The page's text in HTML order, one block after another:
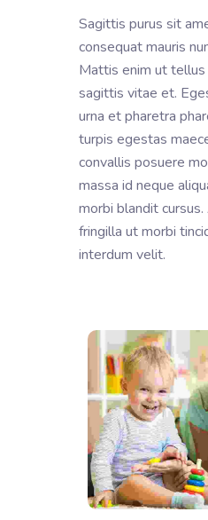
Sagittis purus sit
consequat mauris
Mattis enim ut
sagittis vitae et.
urna et pharetra
turpis egestas
convallis posuere
massa id neque
morbi blandit
fringilla ut morbi
interdum velit.